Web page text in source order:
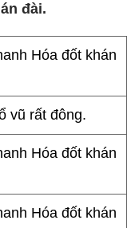
đài.
vũ rất đông.